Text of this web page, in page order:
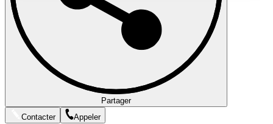
Partager
Contacter
Appeler